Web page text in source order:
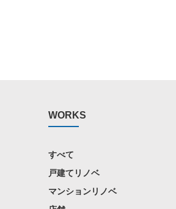
WORKS
すべて
戸建てリノベ
マンションリノベ